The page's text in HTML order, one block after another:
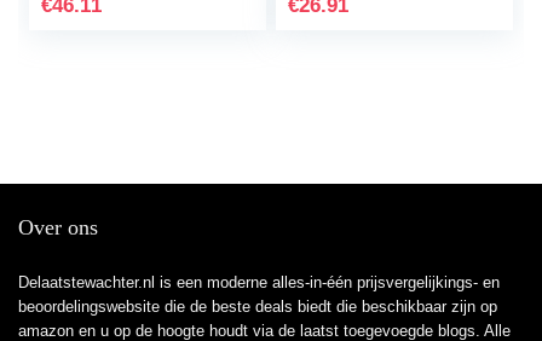
€46.11 €26.91
Over ons
Delaatstewachter.nl is een moderne alles-in-één prijsvergelijkings- en
beoordelingswebsite die de beste deals biedt die beschikbaar zijn op
amazon en u op de hoogte houdt via de laatst toegevoegde blogs. Alle